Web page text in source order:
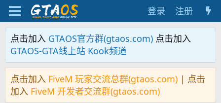
登录 注册
点击加入 GTAOS官方群(gtaos.com) 点击加入
GTAOS-GTA线上站 Kook频道
点击加入 FiveM 玩家交流总群(gtaos.com) | 点击
加入 FiveM 开发者交流群(gtaos.com)